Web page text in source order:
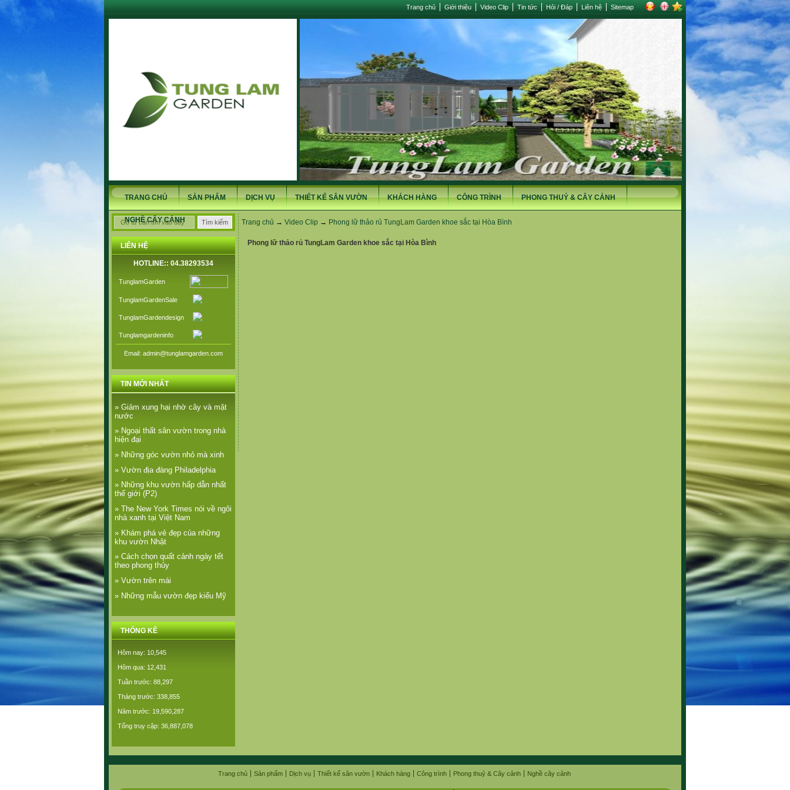
Trang chủ Giới thiệu Video Clip Tin tức Hỏi / Đáp Liên hệ Sitemap
TRANG CHỦ SẢN PHẨM DỊCH VỤ THIẾT KẾ SÂN VƯỜN KHÁCH HÀNG CÔNG TRÌNH PHONG THUỶ & CÂY CẢNH
NGHỀ CÂY CẢNH
LIÊN HỆ
HOTLINE:: 04.38293534
TunglamGarden
TunglamGardenSale
TunglamGardendesign
Tunglamgardeninfo
Email: admin@tunglamgarden.com
TIN MỚI NHẤT
» Giảm xung hại nhờ cây và mặt
nước
» Ngoại thất sân vườn trong nhà
hiện đại
» Những góc vườn nhỏ mà xinh
» Vườn địa đàng Philadelphia
» Những khu vườn hấp dẫn nhất
thế giới (P2)
» The New York Times nói về ngôi
nhà xanh tại Việt Nam
» Khám phá vẻ đẹp của những
khu vườn Nhật
» Cách chọn quất cảnh ngày tết
theo phong thủy
» Vườn trên mái
» Những mẫu vườn đẹp kiểu Mỹ
THỐNG KÊ
Hôm nay: 10,545
Hôm qua: 12,431
Tuần trước: 88,297
Tháng trước: 338,855
Năm trước: 19,590,287
Tổng truy cập: 36,887,078
Trang chủ → Video Clip → Phong lữ thảo rủ TungLam Garden khoe sắc tại Hòa Bình
Phong lữ thảo rủ TungLam Garden khoe sắc tại Hòa Bình
Trang chủ Sản phẩm Dịch vụ Thiết kế sân vườn Khách hàng Công trình Phong thuỷ & Cây cảnh Nghề cây cảnh